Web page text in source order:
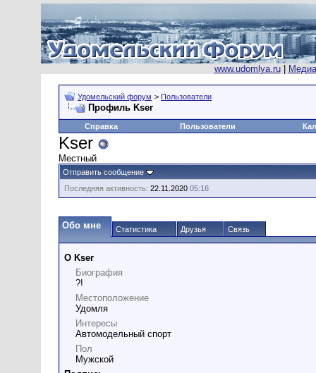
www.udomlya.ru|
Удомельский форум > Пользователи
Профиль Kser
Справка Пользователи
Kser
Местный
Отправить сообщение
Последняя активность: 22.11.2020 05:16
Обо мне Статистика Друзья Связь
О Kser
Биография
?!
Местоположение
Удомля
Интересы
Автомодельный спорт
Пол
Мужской